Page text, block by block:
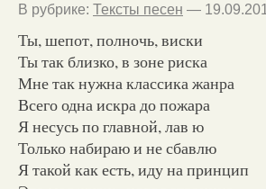
В рубрике: Тексты песен —
Ты, шепот, полночь, виски
Ты так близко, в зоне риска
Мне так нужна классика жанра
Всего одна искра до пожара
Я несусь по главной, лав ю
Только набираю и не сбавлю
Я такой как есть, иду на принцип